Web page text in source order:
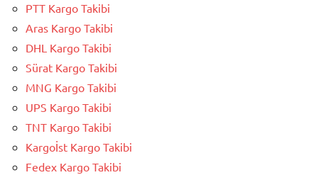
PTT Kargo Takibi
Aras Kargo Takibi
DHL Kargo Takibi
Sürat Kargo Takibi
MNG Kargo Takibi
UPS Kargo Takibi
TNT Kargo Takibi
Kargoİst Kargo Takibi
Fedex Kargo Takibi